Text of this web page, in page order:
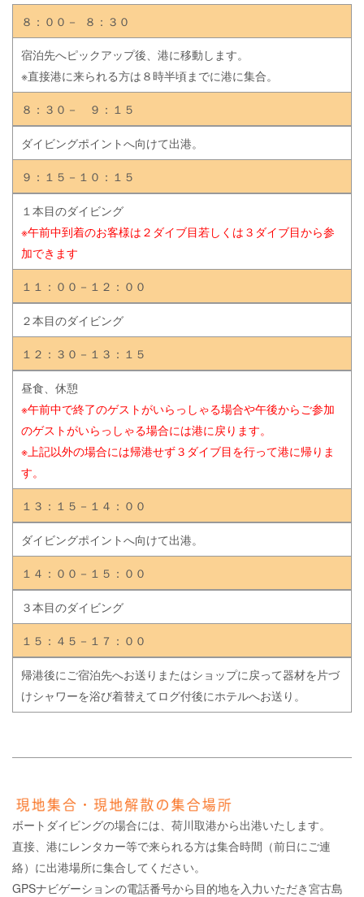
８：００－ ８：３０
宿泊先へピックアップ後、港に移動します。
※直接港に来られる方は８時半頃までに港に集合。
８：３０－ ９：１５
ダイビングポイントへ向けて出港。
９：１５－１０：１５
１本目のダイビング
※午前中到着のお客様は２ダイブ目若しくは３ダイブ目から参
加できます
１１：００－１２：００
２本目のダイビング
１２：３０－１３：１５
昼食、休憩
※午前中で終了のゲストがいらっしゃる場合や午後からご参加
のゲストがいらっしゃる場合には港に戻ります。
※上記以外の場合には帰港せず３ダイブ目を行って港に帰りま
す。
１３：１５－１４：００
ダイビングポイントへ向けて出港。
１４：００－１５：００
３本目のダイビング
１５：４５－１７：００
帰港後にご宿泊先へお送りまたはショップに戻って器材を片づ
けシャワーを浴び着替えてログ付後にホテルへお送り。
ボートダイビングの場合には、荷川取港から出港いたします。
直接、港にレンタカー等で来られる方は集合時間（前日にご連
絡）に出港場所に集合してください。
GPSナビゲーションの電話番号から目的地を入力いただき宮古島